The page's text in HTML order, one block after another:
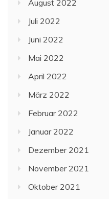
August 2022
Juli 2022
Juni 2022
Mai 2022
April 2022
März 2022
Februar 2022
Januar 2022
Dezember 2021
November 2021
Oktober 2021